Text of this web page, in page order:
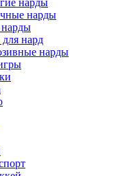
нарды
нарды
нард
нарды